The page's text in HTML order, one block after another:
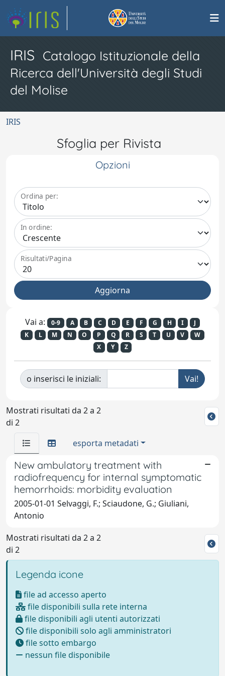
IRIS Catalogo Istituzionale della
Ricerca dell'Università degli Studi
del Molise
IRIS
Sfoglia per Rivista
Opzioni
Ordina per:
In ordine:
Risultati/Pagina
Vai a: 0-9 A B C D E F G H I
J
K
L M N O P Q R S T U V
W
X
Y Z
o inserisci le iniziali:
Mostrati risultati da 2 a 2
di 2
esporta metadati
New ambulatory treatment with
radiofrequency for internal symptomatic
hemorrhoids: morbidity evaluation
2005-01-01 Selvaggi, F.; Sciaudone, G.; Giuliani,
Antonio
Mostrati risultati da 2 a 2
di 2
Legenda icone
file ad accesso aperto
file disponibili sulla rete interna
file disponibili agli utenti autorizzati
file disponibili solo agli amministratori
file sotto embargo
nessun file disponibile